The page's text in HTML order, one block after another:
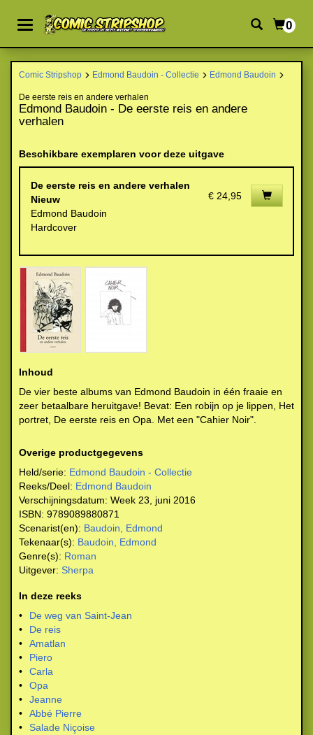
0
Comic Stripshop Edmond Baudoin - Collectie Edmond Baudoin
De eerste reis en andere verhalen
Edmond Baudoin - De eerste reis en andere
verhalen
Beschikbare exemplaren voor deze uitgave
De eerste reis en andere verhalen
Nieuw
Edmond Baudoin
Hardcover
€ 24,95
Inhoud
De vier beste albums van Edmond Baudoin in één fraaie en
zeer betaalbare heruitgave! Bevat: Een robijn op je lippen, Het
portret, De eerste reis en Opa. Met een "Cahier Noir".
Overige productgegevens
Held/serie: Edmond Baudoin - Collectie
Reeks/Deel: Edmond Baudoin
Verschijningsdatum: Week 23, juni 2016
ISBN: 9789089880871
Scenarist(en): Baudoin, Edmond
Tekenaar(s): Baudoin, Edmond
Genre(s): Roman
Uitgever: Sherpa
In deze reeks
•
De weg van Saint-Jean
•
De reis
•
Amatlan
•
Piero
•
Carla
•
Opa
•
Jeanne
•
Abbé Pierre
•
Salade Niçoise